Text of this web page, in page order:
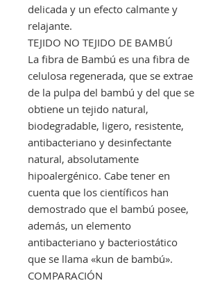
delicada y un efecto calmante y
relajante.
TEJIDO NO TEJIDO DE BAMBÚ
La fibra de Bambú es una fibra de
celulosa regenerada, que se extrae
de la pulpa del bambú y del que se
obtiene un tejido natural,
biodegradable, ligero, resistente,
antibacteriano y desinfectante
natural, absolutamente
hipoalergénico. Cabe tener en
cuenta que los científicos han
demostrado que el bambú posee,
además, un elemento
antibacteriano y bacteriostático
que se llama «kun de bambú».
COMPARACIÓN